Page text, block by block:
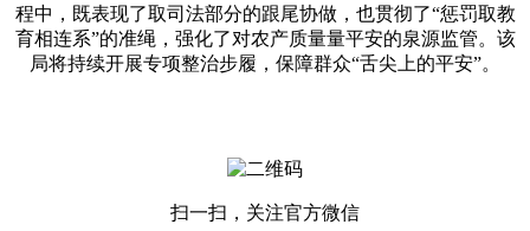
程中，既表现了取司法部分的跟尾协做，也贯彻了“惩罚取教
育相连系”的准绳，强化了对农产质量量平安的泉源监管。该
局将持续开展专项整治步履，保障群众“舌尖上的平安”。
扫一扫，关注官方微信